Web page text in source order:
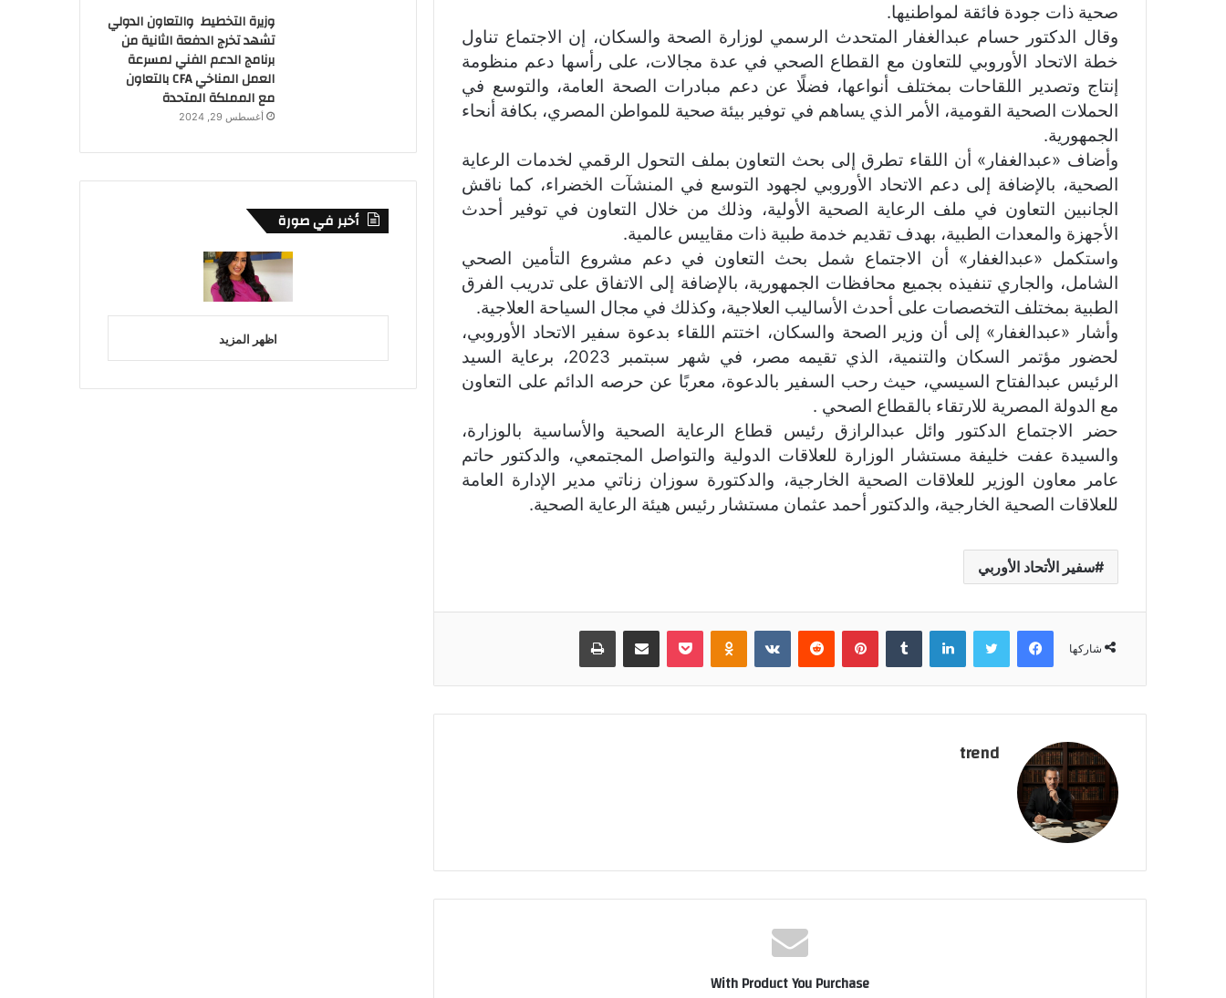
صحية ذات جودة فائقة لمواطنيها.
وقال الدكتور حسام عبدالغفار المتحدث الرسمي لوزارة الصحة والسكان، إن الاجتماع تناول
خطة الاتحاد الأوروبي للتعاون مع القطاع الصحي في عدة مجالات، على رأسها دعم منظومة
إنتاج وتصدير اللقاحات بمختلف أنواعها، فضلًا عن دعم مبادرات الصحة العامة، والتوسع في
الحملات الصحية القومية، الأمر الذي يساهم في توفير بيئة صحية للمواطن المصري، بكافة أنحاء
الجمهورية.
وأضاف «عبدالغفار» أن اللقاء تطرق إلى بحث التعاون بملف التحول الرقمي لخدمات الرعاية
الصحية، بالإضافة إلى دعم الاتحاد الأوروبي لجهود التوسع في المنشآت الخضراء، كما ناقش
الجانبين التعاون في ملف الرعاية الصحية الأولية، وذلك من خلال التعاون في توفير أحدث
الأجهزة والمعدات الطبية، بهدف تقديم خدمة طبية ذات مقاييس عالمية.
واستكمل «عبدالغفار» أن الاجتماع شمل بحث التعاون في دعم مشروع التأمين الصحي
الشامل، والجاري تنفيذه بجميع محافظات الجمهورية، بالإضافة إلى الاتفاق على تدريب الفرق
الطبية بمختلف التخصصات على أحدث الأساليب العلاجية، وكذلك في مجال السياحة العلاجية.
وأشار «عبدالغفار» إلى أن وزير الصحة والسكان، اختتم اللقاء بدعوة سفير الاتحاد الأوروبي،
لحضور مؤتمر السكان والتنمية، الذي تقيمه مصر، في شهر سبتمبر 2023، برعاية السيد
الرئيس عبدالفتاح السيسي، حيث رحب السفير بالدعوة، معربًا عن حرصه الدائم على التعاون
مع الدولة المصرية للارتقاء بالقطاع الصحي .
حضر الاجتماع الدكتور وائل عبدالرازق رئيس قطاع الرعاية الصحية والأساسية بالوزارة،
والسيدة عفت خليفة مستشار الوزارة للعلاقات الدولية والتواصل المجتمعي، والدكتور حاتم
عامر معاون الوزير للعلاقات الصحية الخارجية، والدكتورة سوزان زناتي مدير الإدارة العامة
للعلاقات الصحية الخارجية، والدكتور أحمد عثمان مستشار رئيس هيئة الرعاية الصحية.
سفير الأتحاد الأوربي
شاركها
فيسبوك لينكدإن بينتيريست بوكيت
trend
With Product You Purchase
وزيرة التخطيط والتعاون الدولي
تشهد تخرج الدفعة الثانية من
برنامج الدعم الفني لمسرعة
العمل المناخي CFA بالتعاون
مع المملكة المتحدة
أغسطس 29, 2024
أخبر في صورة
اظهر المزيد